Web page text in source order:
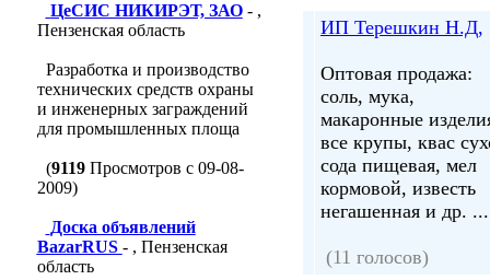
ЦеСИС НИКИРЭТ, ЗАО- ,
Пензенская область
Разработка и производство
технических средств охраны
и инженерных заграждений
для промышленных площа
(9119Просмотров с 09-08-
2009)
Доска объявлений
BazarRUS - , Пензенская
область
ИП Терешкин Н.Д,
Оптовая продажа:
соль, мука,
макаронные
все крупы, квас
сода пищевая, мел
кормовой, известь
негашенная и др. ...
(11 голосов)